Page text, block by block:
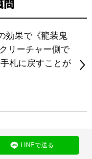
問
効果で《龍装鬼
リーチャー側で
札に戻すことが
LINEで送る